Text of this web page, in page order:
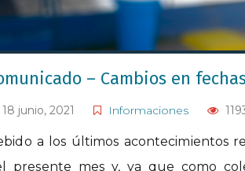
– Cambios en
18 junio, 2021 Informaciones
a los últimos acontecimientos
presente mes y, ya que como